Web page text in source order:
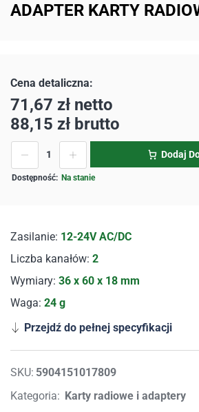
ADAPTER KARTY
Zasilanie: 12-24V AC/DC
Liczba kanałów: 2
Wymiary: 36 x 60 x 18 mm
Waga: 24 g
Przejdź do pełnej specyfikacji
SKU: 5904151017809
Kategoria: Karty radiowe i adaptery
71,67 zł netto
88,15 zł brutto
Na stanie
Dodaj